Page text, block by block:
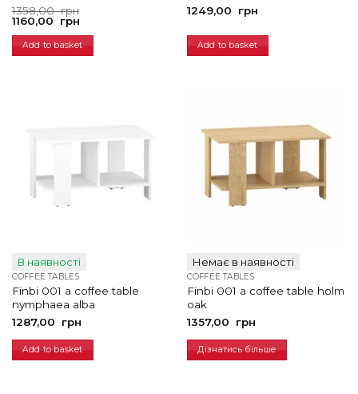
1358,00грн
Original
price
1358,00
грн.
1160,00 грн
Current
price
1160,00
грн.
Add to basket
1249,00 грн
Add to basket
В наявності
COFFEE TABLES
Finbi 001 a coffee table
nymphaea alba
1287,00
грн
Add to basket
Немає в наявності
COFFEE TABLES
Finbi 001 a coffee table holm
oak
1357,00
грн
Дізнатись більше